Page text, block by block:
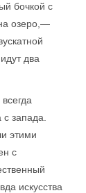
бочкой с
озеро,—
два
запада.
этими
с
искусства